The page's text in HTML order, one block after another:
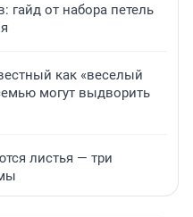
гайд от набора петель
как «веселый
могут выдворить
листья — три